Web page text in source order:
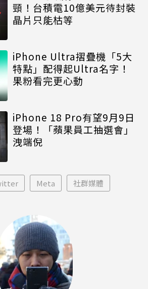
頸！台積電10億美元待封裝
晶片只能枯等
iPhone Ultra摺疊機「5大
特點」配得起Ultra名字！
果粉看完更心動
iPhone 18 Pro有望9月9日
登場！「蘋果員工抽選會」
洩端倪
Meta 社群媒體